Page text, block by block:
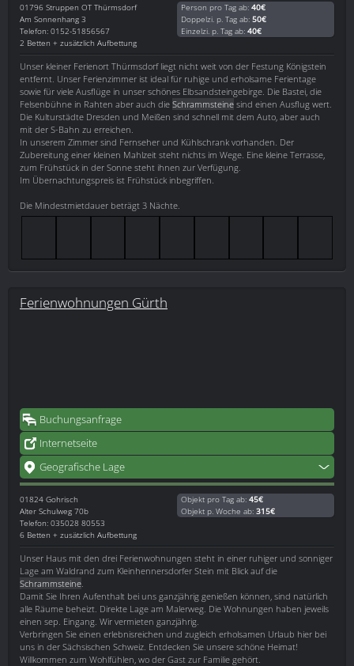
01796 Struppen OT Thürmsdorf
Am Sonnenhang 3
Telefon: 0152-51856567
2 Betten + zusätzlich Aufbettung
Person pro Tag ab: 40€
Doppelzi. p. Tag ab: 50€
Einzelzi. p. Tag ab: 40€
Unser kleiner Ferienort Thürmsdorf liegt nicht weit von der Festung Königstein
entfernt. Unser Ferienzimmer ist ideal für ruhige und erholsame Ferientage
sowie für viele Ausflüge in unser schönes Elbsandsteingebirge. Die Bastei, die
Felsenbühne in Rahten aber auch die Schrammsteine sind einen Ausflug wert.
Die Kulturstädte Dresden und Meißen sind schnell mit dem Auto, aber auch
mit der S-Bahn zu erreichen.
In unserem Zimmer sind Fernseher und Kühlschrank vorhanden. Der
Zubereitung einer kleinen Mahlzeit steht nichts im Wege. Eine kleine Terrasse,
zum Frühstück in der Sonne steht ihnen zur Verfügung.
Im Übernachtungspreis ist Frühstück inbegriffen.
Die Mindestmietdauer beträgt 3 Nächte.
Ferienwohnungen Gürth
Buchungsanfrage
Internetseite
Geografische Lage
01824 Gohrisch
Alter Schulweg 70b
Telefon: 035028 80553
6 Betten + zusätzlich Aufbettung
Objekt pro Tag ab: 45€
Objekt p. Woche ab: 315€
Unser Haus mit den drei Ferienwohnungen steht in einer ruhiger und sonniger
Lage am Waldrand zum Kleinhennersdorfer Stein mit Blick auf die
Schrammsteine
Damit Sie Ihren Aufenthalt bei uns ganzjährig genießen können, sind natürlich
alle Räume beheizt. Direkte Lage am Malerweg. Die Wohnungen haben jeweils
einen sep. Eingang. Wir vermieten ganzjährig.
Verbringen Sie einen erlebnisreichen und zugleich erholsamen Urlaub hier bei
uns in der Sächsischen Schweiz. Entdecken Sie unsere schöne Heimat!
Willkommen zum Wohlfühlen, wo der Gast zur Familie gehört.